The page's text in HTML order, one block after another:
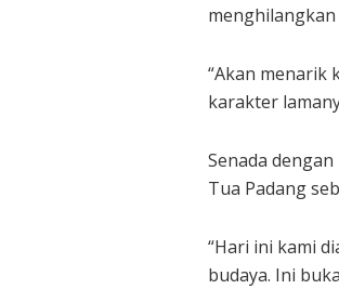
“Akan menarik
karakter
Senada
Tua Padang
“Hari ini kami
budaya. Ini